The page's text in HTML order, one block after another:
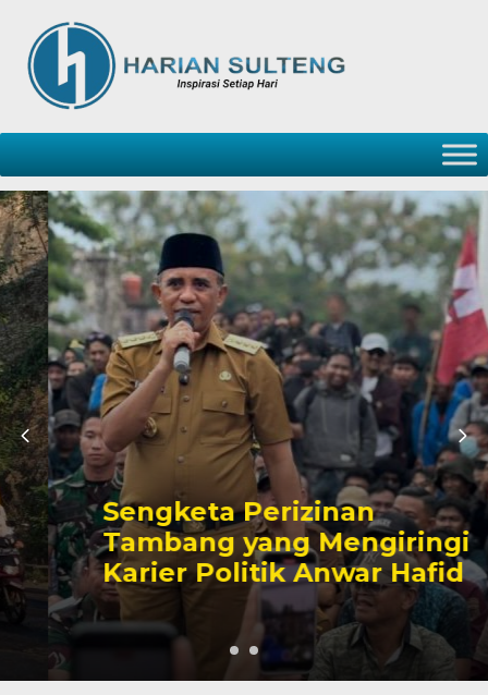
Sengketa Perizinan
Tambang yang Mengiringi
Karier Politik Anwar Hafid